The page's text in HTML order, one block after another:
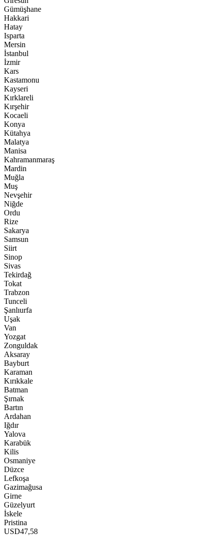
Gümüşhane
Hakkari
Hatay
Isparta
Mersin
İstanbul
İzmir
Kars
Kastamonu
Kayseri
Kırklareli
Kırşehir
Kocaeli
Konya
Kütahya
Malatya
Manisa
Kahramanmaraş
Mardin
Muğla
Muş
Nevşehir
Niğde
Ordu
Rize
Sakarya
Samsun
Siirt
Sinop
Sivas
Tekirdağ
Tokat
Trabzon
Tunceli
Şanlıurfa
Uşak
Van
Yozgat
Zonguldak
Aksaray
Bayburt
Karaman
Kırıkkale
Batman
Şırnak
Bartın
Ardahan
Iğdır
Yalova
Karabük
Kilis
Osmaniye
Düzce
Lefkoşa
Gazimağusa
Girne
Güzelyurt
İskele
Pristina
USD47,58